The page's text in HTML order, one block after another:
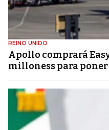
REINO UNIDO
Apollo comprará
milloness para